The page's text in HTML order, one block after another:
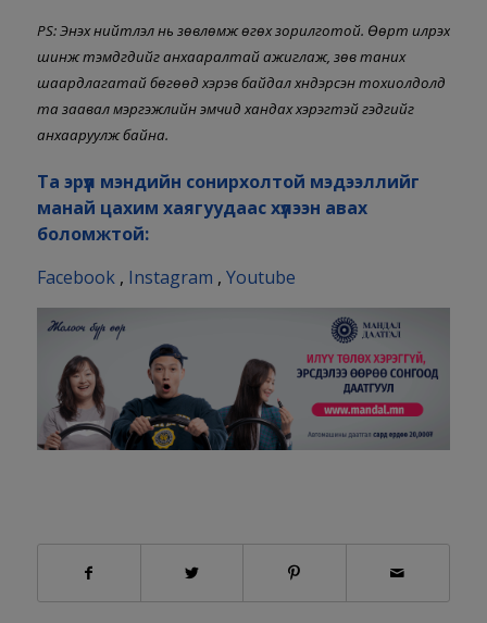
PS: Энэхүү нийтлэл нь зөвлөмж өгөх зорилготой. Өөрт илрэх
шинж тэмдгүүдийг анхааралтай ажиглаж, зөв таних
шаардлагатай бөгөөд хэрэв байдал хүндэрсэн тохиолдолд
та заавал мэргэжлийн эмчид хандах хэрэгтэй гэдгийг
анхааруулж байна.
Та эрүүл мэндийн сонирхолтой мэдээллийг
манай цахим хаягуудаас хүлээн авах
боломжтой:
Facebook, Instagram , Youtube